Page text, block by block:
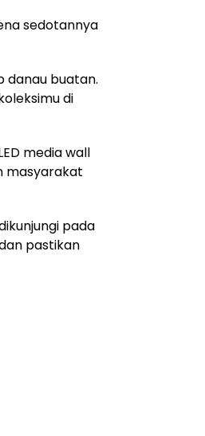
sedotannya
danau buatan.
di
media wall
masyarakat
pada
pastikan